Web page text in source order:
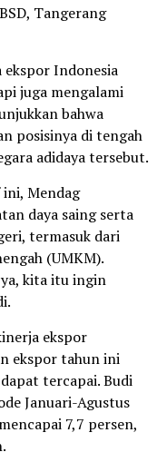
Tangerang
ekspor Indonesia
juga mengalami
bahwa
posisinya di tengah
adidaya tersebut.
Mendag
daya saing serta
termasuk dari
(UMKM).
kita itu ingin
ekspor
ekspor tahun ini
tercapai. Budi
Januari-Agustus
7,7 persen,